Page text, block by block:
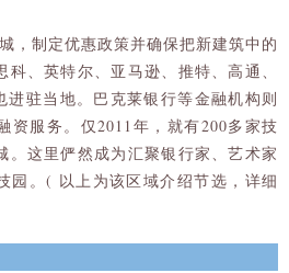
，制定优惠政策并确保把新建筑中的
、英特尔、亚马逊、推特、高通、
进驻当地。巴克莱银行等金融机构则
资服务。仅2011年，就有200多家技
。这里俨然成为汇聚银行家、艺术家
园。( 以上为该区域介绍节选，详细